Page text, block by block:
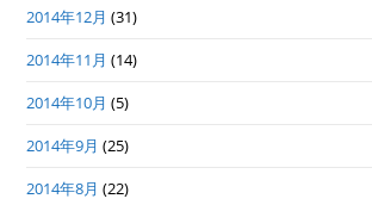
2014年12月 (31)
2014年11月 (14)
2014年10月 (5)
2014年9月 (25)
2014年8月 (22)